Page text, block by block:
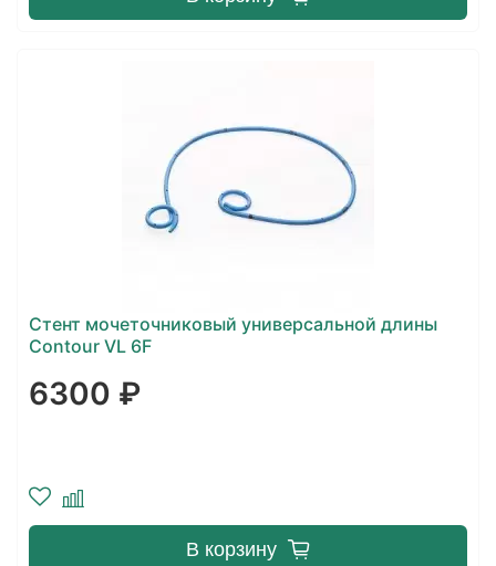
Стент мочеточниковый универсальной длины
Contour VL 6F
6300 ₽
В корзину